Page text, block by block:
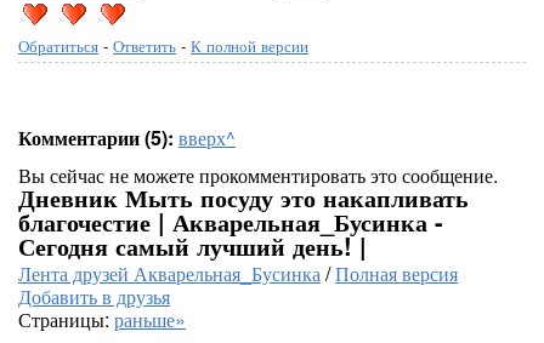
Обратиться - Ответить - К полной версии
Комментарии (5): вверх^
Вы сейчас не можете прокомментировать это сообщение.
Дневник Мыть посуду это накапливать
благочестие | Акварельная_Бусинка -
Сегодня самый лучший день! |
Лента друзей Акварельная_Бусинка/Полная версия
Добавить в друзья
Страницы: раньше»